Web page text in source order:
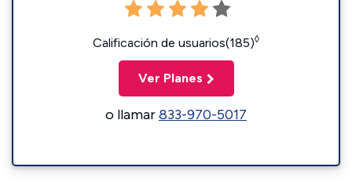
Calificación de usuarios(185)◊
Ver Planes
o llamar833-970-5017